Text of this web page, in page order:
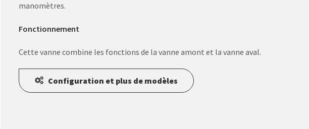
manomètres.
Fonctionnement
Cette vanne combine les fonctions de la vanne amont et la vanne aval.
Configuration et plus de modèles